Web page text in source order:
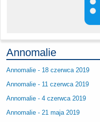
Annomalie
Annomalie - 18 czerwca 2019
Annomalie - 11 czerwca 2019
Annomalie - 4 czerwca 2019
Annomalie - 21 maja 2019